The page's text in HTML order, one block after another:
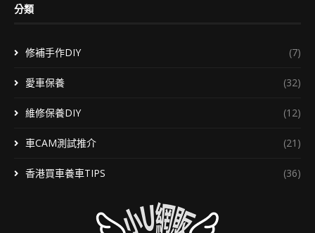
分類
修補手作DIY (7)
愛車保養 (32)
維修保養DIY (12)
車CAM測試推介 (21)
香港買車養車TIPS (36)